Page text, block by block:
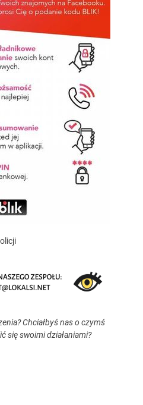
Chciałbyś nas o czymś
się swoimi działaniami?